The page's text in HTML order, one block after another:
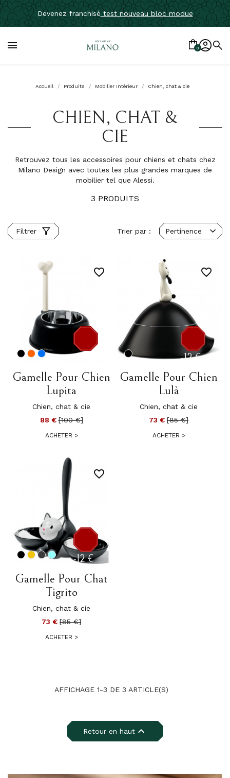
Devenez franchisé test nouveau bloc modue
 0
Accueil Produits Mobilier Intérieur Chien, chat & cie
CHIEN, CHAT &
CIE
Retrouvez tous les accessoires pour chiens et chats chez
Milano Design avec toutes les plus grandes marques de
mobilier tel que Alessi.
3 PRODUITS
Filtrer Trier par : Pertinence
Gamelle Pour Chien
Lupita
Chien, chat & cie
88 €[100 €]
ACHETER >
favorite_border
-12 €
Gamelle Pour Chien
Lulà
Chien, chat & cie
73 € [85 €]
ACHETER >
favorite_border
-12 €
Gamelle Pour Chat
Tigrito
Chien, chat & cie
73 € [85 €]
ACHETER >
favorite_border
AFFICHAGE 1-3 DE 3 ARTICLE(S)
Retour en haut